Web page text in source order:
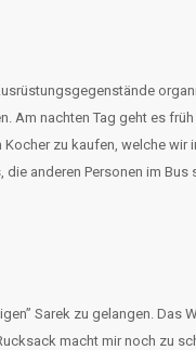
Am nachten Tag geht es
zu kaufen, welche wir
anderen Personen im
Sarek zu gelangen. Das
macht mir noch zu